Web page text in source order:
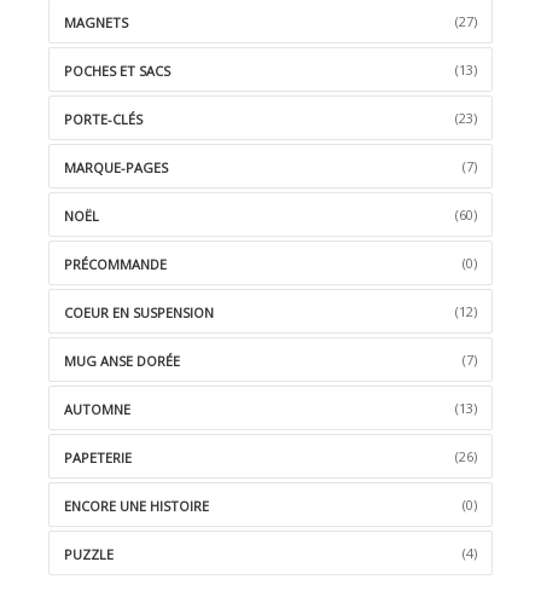
MAGNETS (27)
POCHES ET SACS (13)
PORTE-CLÉS (23)
MARQUE-PAGES (7)
NOËL (60)
PRÉCOMMANDE (0)
COEUR EN SUSPENSION (12)
MUG ANSE DORÉE (7)
AUTOMNE (13)
PAPETERIE (26)
ENCORE UNE HISTOIRE (0)
PUZZLE (4)